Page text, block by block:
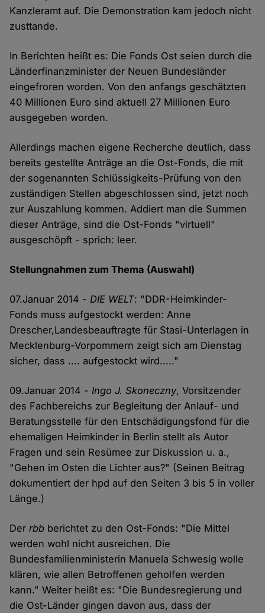
Kanzleramt auf. Die Demonstration kam jedoch nicht
zusttande.
In Berichten heißt es: Die Fonds Ost seien durch die
Länderfinanzminister der Neuen Bundesländer
eingefroren worden. Von den anfangs geschätzten
40 Millionen Euro sind aktuell 27 Millionen Euro
ausgegeben worden.
Allerdings machen eigene Recherche deutlich, dass
bereits gestellte Anträge an die Ost-Fonds, die mit
der sogenannten Schlüssigkeits-Prüfung von den
zuständigen Stellen abgeschlossen sind, jetzt noch
zur Auszahlung kommen. Addiert man die Summen
dieser Anträge, sind die Ost-Fonds "virtuell"
ausgeschöpft - sprich: leer.
Stellungnahmen zum Thema (Auswahl)
07.Januar 2014 -DIE WELT: "DDR-Heimkinder-
Fonds muss aufgestockt werden: Anne
Drescher,Landesbeauftragte für Stasi-Unterlagen in
Mecklenburg-Vorpommern zeigt sich am Dienstag
sicher, dass .... aufgestockt wird....."
09.Januar 2014 -Ingo J. Skoneczny, Vorsitzender
des Fachbereichs zur Begleitung der Anlauf- und
Beratungsstelle für den Entschädigungsfond für die
ehemaligen Heimkinder in Berlin stellt als Autor
Fragen und sein Resümee zur Diskussion u. a.,
"Gehen im Osten die Lichter aus?" (Seinen Beitrag
dokumentiert der hpd auf den Seiten 3 bis 5 in voller
Länge.)
Derrbb berichtet zu den Ost-Fonds: "Die Mittel
werden wohl nicht ausreichen. Die
Bundesfamilienministerin Manuela Schwesig wolle
klären, wie allen Betroffenen geholfen werden
kann." Weiter heißt es: "Die Bundesregierung und
die Ost-Länder gingen davon aus, dass der